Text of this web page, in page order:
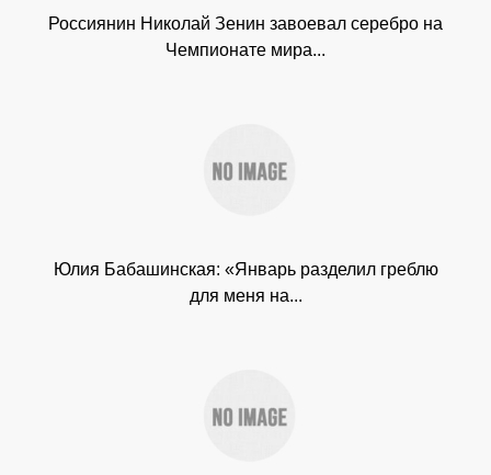
Россиянин Николай Зенин завоевал серебро на
Чемпионате мира...
Юлия Бабашинская: «Январь разделил греблю
для меня на...